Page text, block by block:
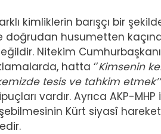
kimliklerin barışçı bir
doğrudan husumetten
Nitekim
hatta ‘’Kimsenin
tesis ve tahkim
vardır. Ayrıca AKP-
Kürt siyasî